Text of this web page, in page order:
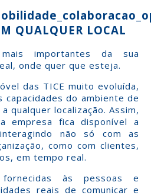
QUALQUER LOCAL
importantes da sua
onde quer que esteja.
das TICE muito evoluída,
capacidades do ambiente de
qualquer localização. Assim,
empresa fica disponível a
não só com as
como com clientes,
em tempo real.
às pessoas e
reais de comunicar e